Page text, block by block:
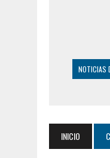
NOTICIAS
2
INICIO